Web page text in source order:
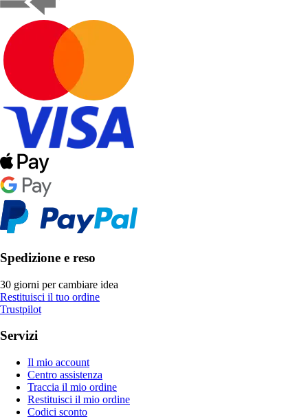
Spedizione e reso
30 giorni per cambiare idea
Restituisci il tuo ordine
Trustpilot
Servizi
Il mio account
Centro assistenza
Traccia il mio ordine
Restituisci il mio ordine
Codici sconto